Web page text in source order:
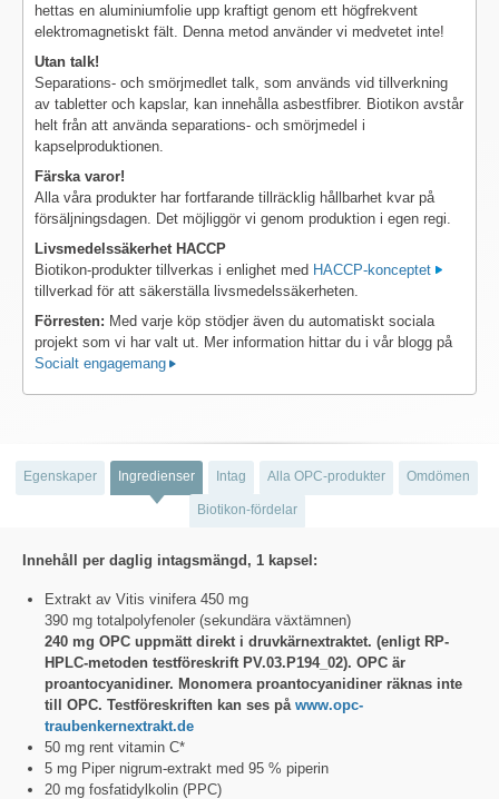
hettas en aluminiumfolie upp kraftigt genom ett högfrekvent
elektromagnetiskt fält. Denna metod använder vi medvetet inte!
Utan talk!
Separations- och smörjmedlet talk, som används vid tillverkning
av tabletter och kapslar, kan innehålla asbestfibrer. Biotikon avstår
helt från att använda separations- och smörjmedel i
kapselproduktionen.
Färska varor!
Alla våra produkter har fortfarande tillräcklig hållbarhet kvar på
försäljningsdagen. Det möjliggör vi genom produktion i egen regi.
Livsmedelssäkerhet HACCP
Biotikon-produkter tillverkas i enlighet med HACCP-konceptet
tillverkad för att säkerställa livsmedelssäkerheten.
Förresten: Med varje köp stödjer även du automatiskt sociala
projekt som vi har valt ut. Mer information hittar du i vår blogg på
Socialt engagemang
Egenskaper Ingredienser Intag Alla OPC-produkter Omdömen
Biotikon-fördelar
Innehåll per daglig intagsmängd, 1 kapsel:
Extrakt av Vitis vinifera 450 mg
390 mg totalpolyfenoler (sekundära växtämnen)
240 mg OPC uppmätt direkt i druvkärnextraktet. (enligt RP-
HPLC-metoden testföreskrift PV.03.P194_02). OPC är
proantocyanidiner. Monomera proantocyanidiner räknas inte
till OPC. Testföreskriften kan ses på www.opc-
traubenkernextrakt.de
50 mg rent vitamin C*
5 mg Piper nigrum-extrakt med 95 % piperin
20 mg fosfatidylkolin (PPC)